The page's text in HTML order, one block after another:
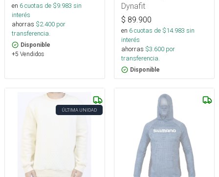
en 6cuotas de $9.983 sin
interés
ahorras $2.400 por
transferencia.
Disponible
+5 Vendidos
Dynafit
$ 89.900
en 6cuotas de $14.983 sin
interés
ahorras $3.600 por
transferencia.
Disponible
ÚLTIMA UNIDAD